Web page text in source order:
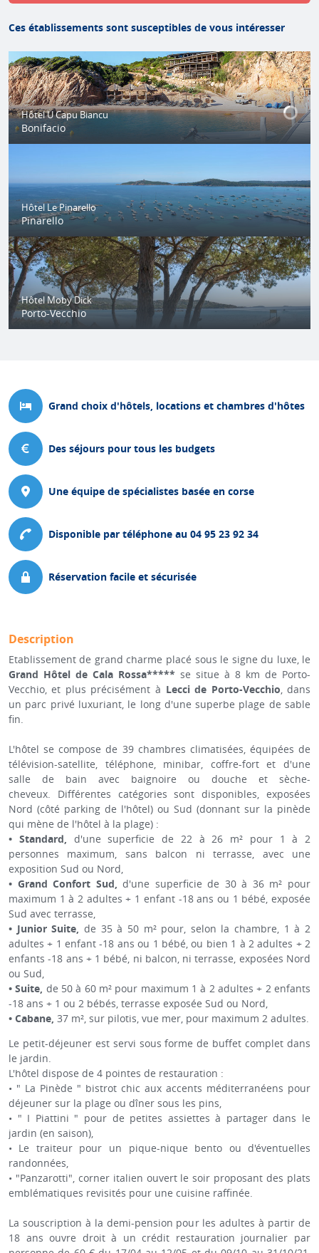
Ces établissements sont susceptibles de vous intéresser
Hôtel U Capu Biancu
Bonifacio
Hôtel Le Pinarello
Pinarello
Superbe hôtel avec plage paradisiaque, restaurant
gastronomique et piscine chauffée avec vue panoramique sur le
toit…
Hôtel Moby Dick
Porto-Vecchio
Grand choix d'hôtels, locations et chambres d'hôtes
Des séjours pour tous les budgets
Une équipe de spécialistes basée en corse
Disponible par téléphone au 04 95 23 92 34
Réservation facile et sécurisée
Description
Etablissement de grand charme placé sous le signe du luxe, le
Grand Hôtel de Cala Rossa***** se situe à 8 km de Porto-
Vecchio, et plus précisément à Lecci de Porto-Vecchio , dans
un parc privé luxuriant, le long d'une superbe plage de sable
fin.
L'hôtel se compose de 39 chambres climatisées, équipées de
télévision-satellite, téléphone, minibar, coffre-fort et d'une
salle de bain avec baignoire ou douche et sèche-
cheveux. Différentes catégories sont disponibles, exposées
Nord (côté parking de l'hôtel) ou Sud (donnant sur la pinède
qui mène de l'hôtel à la plage) :
• Standard,
d'une superficie de 22 à 26 m² pour 1 à 2
personnes maximum, sans balcon ni terrasse, avec une
exposition Sud ou Nord,
• Grand Confort Sud,
d'une superficie de 30 à 36 m² pour
maximum 1 à 2 adultes + 1 enfant -18 ans ou 1 bébé, exposée
Sud avec terrasse,
• Junior Suite, de 35 à 50 m² pour, selon la chambre, 1 à 2
adultes + 1 enfant -18 ans ou 1 bébé, ou bien 1 à 2 adultes + 2
enfants -18 ans + 1 bébé, ni balcon, ni terrasse, exposées Nord
ou Sud,
• Suite, de 50 à 60 m² pour maximum 1 à 2 adultes + 2 enfants
-18 ans + 1 ou 2 bébés, terrasse exposée Sud ou Nord,
• Cabane, 37 m², sur pilotis, vue mer, pour maximum 2 adultes.
Le petit-déjeuner est servi sous forme de buffet complet dans
le jardin.
L'hôtel dispose de 4 pointes de restauration :
• " La Pinède " bistrot chic aux accents méditerranéens pour
déjeuner sur la plage ou dîner sous les pins,
• " I Piattini " pour de petites assiettes à partager dans le
jardin (en saison),
• Le traiteur pour un pique-nique bento ou d'éventuelles
randonnées,
• "Panzarotti", corner italien ouvert le soir proposant des plats
emblématiques revisités pour une cuisine raffinée.
La souscription à la demi-pension pour les adultes à partir de
18 ans ouvre droit à un crédit restauration journalier par